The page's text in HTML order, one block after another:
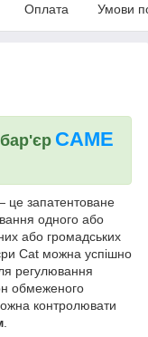
Оплата Умови
CAME
це запатентоване
одного або
або громадських
Cat можна успішно
регулювання
обмеженого
контролювати